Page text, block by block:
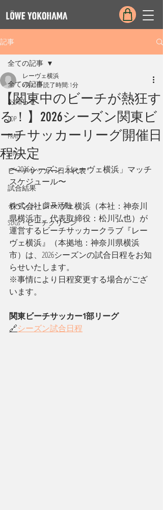
記事
全ての記事
お知らせ
TOP
FRAU
JUNG
ビーチサッカー日本代表
試合結果
イベント・普及活動
SDGs・ビーチクリーン
全ての記事
【関東中のビーチが熱狂す
る！】2026シーズン関東ビ
ーチサッカーリーグ開催日
程決定
レーヴェ横浜
6月17日読了時間: 1分
〜2026シーズン「レーヴェ横浜」マッチ
スケジュール〜
株式会社レーヴェ横浜（本社：神奈川
県横浜市、代表取締役：松川弘也）が
運営するビーチサッカークラブ『レー
ヴェ横浜』（本拠地：神奈川県横浜
市）は、2026シーズンの試合日程をお知
らせいたします。
※事情により日程変更する場合がござ
います。
関東ビーチサッカー1部リーグ
🔗シーズン試合日程